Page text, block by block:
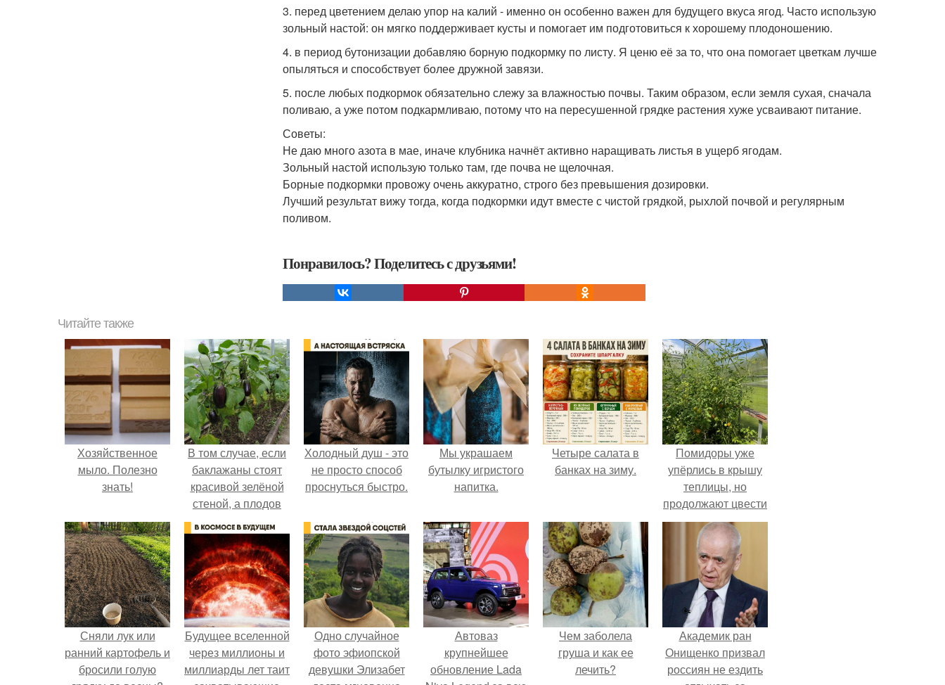
3. перед цветением делаю упор на калий - именно он особенно важен для будущего вкуса ягод. Часто использую
зольный настой: он мягко поддерживает кусты и помогает им подготовиться к хорошему плодоношению.
4. в период бутонизации добавляю борную подкормку по листу. Я ценю её за то, что она помогает цветкам лучше
опыляться и способствует более дружной завязи.
5. после любых подкормок обязательно слежу за влажностью почвы. Таким образом, если земля сухая, сначала
поливаю, а уже потом подкармливаю, потому что на пересушенной грядке растения хуже усваивают питание.
Советы:
Не даю много азота в мае, иначе клубника начнёт активно наращивать листья в ущерб ягодам.
Зольный настой использую только там, где почва не щелочная.
Борные подкормки провожу очень аккуратно, строго без превышения дозировки.
Лучший результат вижу тогда, когда подкормки идут вместе с чистой грядкой, рыхлой почвой и регулярным
поливом.
Понравилось? Поделитесь с друзьями!
Читайте также
Хозяйственное
мыло. Полезно
знать!
В том случае, если
баклажаны стоят
красивой зелёной
стеной, а плодов
почти не видно -
радоваться тут
нечему.
Холодный душ - это
не просто способ
проснуться быстро.
Мы украшаем
бутылку игристого
напитка.
Четыре салата в
банках на зиму.
Помидоры уже
упёрлись в крышу
теплицы, но
продолжают цвести
как сумасшедшие?
Сняли лук или
ранний картофель и
бросили голую
Будущее вселенной
через миллионы и
миллиарды лет таит
Одно случайное
фото эфиопской
девушки Элизабет
Автоваз
крупнейшее
обновление Lada
Чем заболела
груша и как ее
лечить?
Академик ран
Онищенко призвал
россиян не ездить